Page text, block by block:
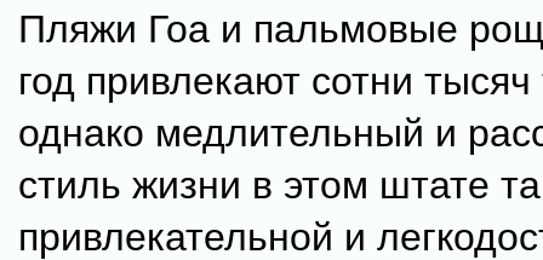
Пляжи Гоа и пальмовые
год привлекают сотни тысяч
однако медлительный и
стиль жизни в этом штате
привлекательной и